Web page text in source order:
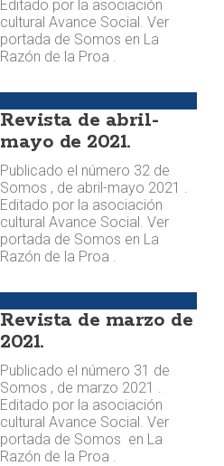
Editado por la asociación
cultural Avance Social. Ver
portada de Somos en La
Razón de la Proa .
Revista de abril-
mayo de 2021.
Publicado el número 32 de
Somos , de abril-mayo 2021 .
Editado por la asociación
cultural Avance Social. Ver
portada de Somos en La
Razón de la Proa .
Revista de marzo de
2021.
Publicado el número 31 de
Somos , de marzo 2021 .
Editado por la asociación
cultural Avance Social. Ver
portada de Somos en La
Razón de la Proa .